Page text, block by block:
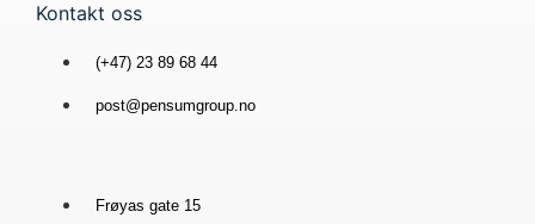
Kontakt oss
(+47) 23 89 68 44
post@pensumgroup.no
Frøyas gate 15